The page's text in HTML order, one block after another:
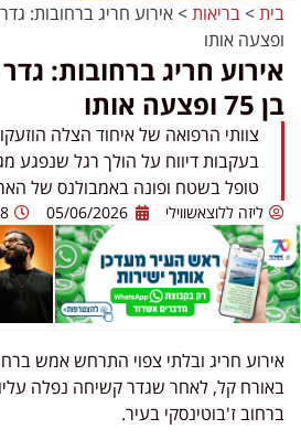
בית>בריאות>
ופצעה אותו
אירוע חריג ברחובות:
בן 75 ופצעה אותו
צוותי הרפואה של איחוד הצלה
בעקבות דיווח על הולך רגל שנפגע
טופל בשטח ופונה באמבולנס של
ליזה ללוצאשווילי 05/06/2026
באורח קל, לאחר שגדר קשיחה נפלה
ברחוב ז'בוטינסקי בעיר.